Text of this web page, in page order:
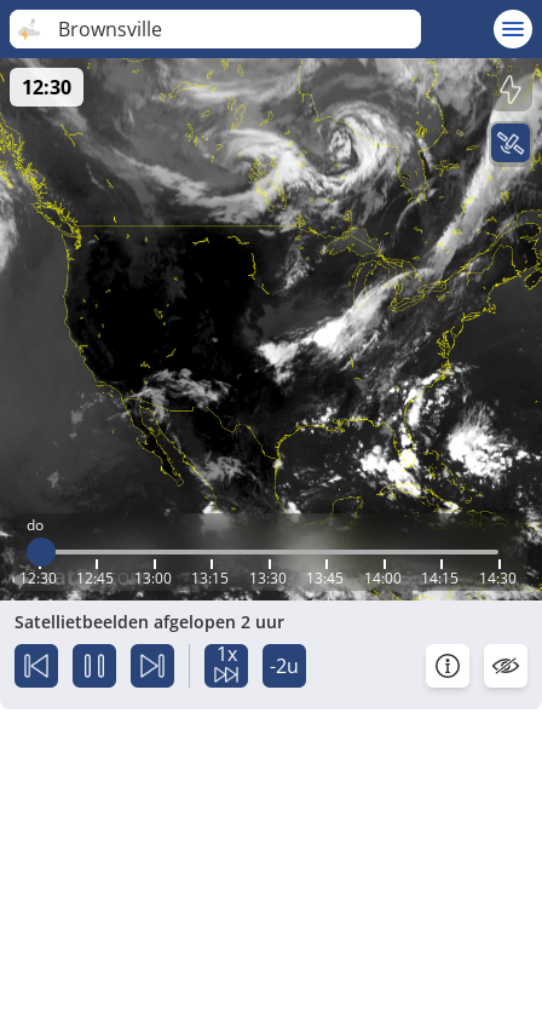
Brownsville
do
12:30 12:45 13:00 13:15 13:30 13:45 14:00 14:15 14:30
12:30
Satellietbeelden afgelopen 2 uur
1x -2u